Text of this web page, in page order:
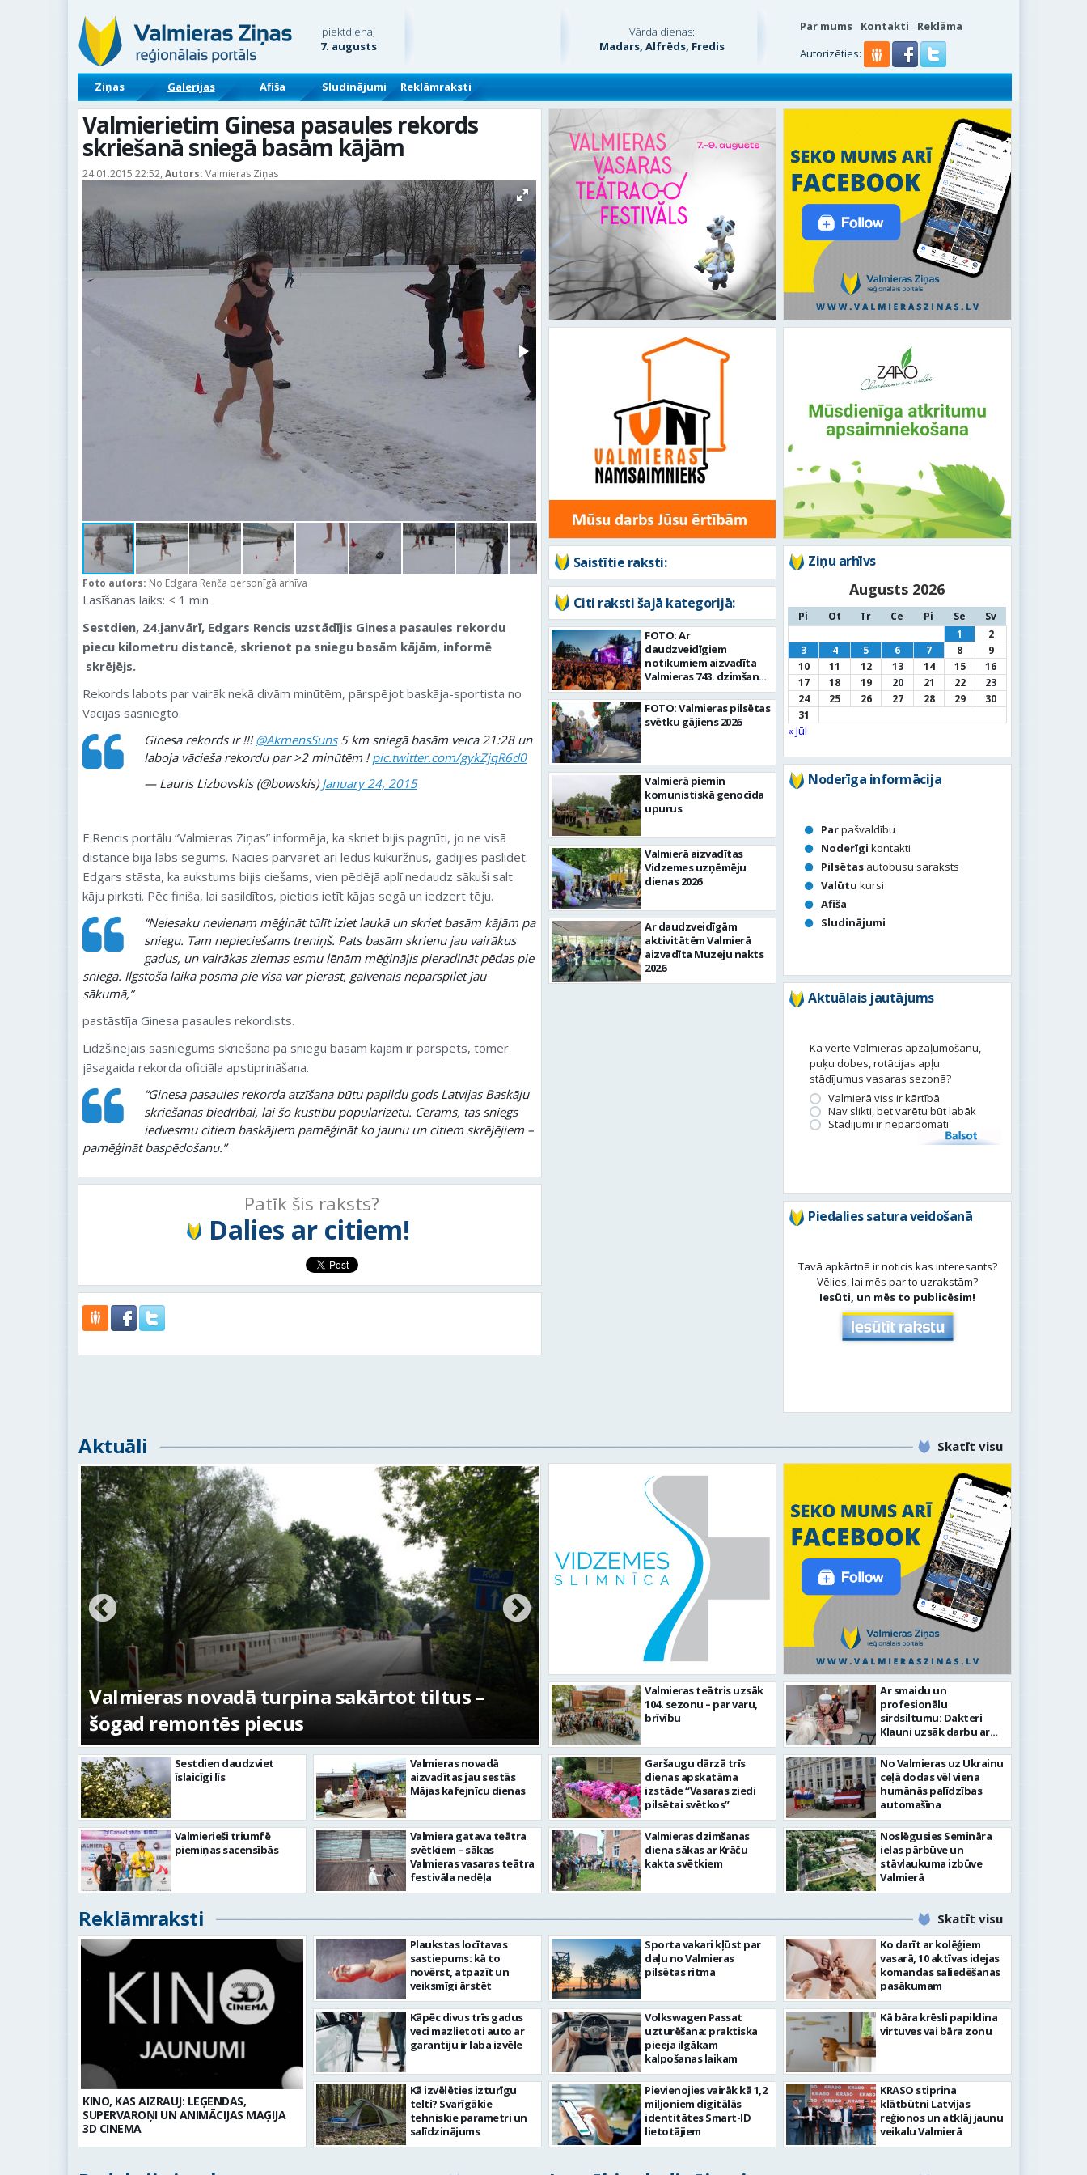
piektdiena,
7. augusts
Vārda dienas:
Madars, Alfrēds, Fredis
Par mums Kontakti
Reklāma
Autorizēties:
Ziņas Galerijas Afiša Sludinājumi Reklāmraksti
Valmierietim Ginesa pasaules rekords
skriešanā sniegā basām kājām
24.01.2015 22:52, Autors: Valmieras Ziņas
Foto autors: No Edgara Renča personīgā arhīva
Lasīšanas laiks: < 1 min
Sestdien, 24.janvārī, Edgars Rencis uzstādījis Ginesa pasaules rekordu
piecu kilometru distancē, skrienot pa sniegu basām kājām, informē
skrējējs.
Rekords labots par vairāk nekā divām minūtēm, pārspējot baskāja-sportista no
Vācijas sasniegto.
Ginesa rekords ir !!!@AkmensSuns5 km sniegā basām veica 21:28 un
laboja vācieša rekordu par >2 minūtēm !pic.twitter.com/gykZjqR6d0
— Lauris Lizbovskis (@bowskis)January 24, 2015
E.Rencis portālu “Valmieras Ziņas” informēja, ka skriet bijis pagrūti, jo ne visā
distancē bija labs segums. Nācies pārvarēt arī ledus kukuržņus, gadījies paslīdēt.
Edgars stāsta, ka aukstums bijis ciešams, vien pēdējā aplī nedaudz sākuši salt
kāju pirksti. Pēc finiša, lai sasildītos, pieticis ietīt kājas segā un iedzert tēju.
“Neiesaku nevienam mēģināt tūlīt iziet laukā un skriet basām kājām pa
sniegu. Tam nepieciešams treniņš. Pats basām skrienu jau vairākus
gadus, un vairākas ziemas esmu lēnām mēģinājis pieradināt pēdas pie
sniega. Ilgstošā laika posmā pie visa var pierast, galvenais nepārspīlēt jau
sākumā,”
pastāstīja Ginesa pasaules rekordists.
Līdzšinējais sasniegums skriešanā pa sniegu basām kājām ir pārspēts, tomēr
jāsagaida rekorda oficiāla apstiprināšana.
“Ginesa pasaules rekorda atzīšana būtu papildu gods Latvijas Baskāju
skriešanas biedrībai, lai šo kustību popularizētu. Cerams, tas sniegs
iedvesmu citiem baskājiem pamēģināt ko jaunu un citiem skrējējiem –
pamēģinātbaspēdošanu.”
Patīk šis raksts?
Dalies ar citiem!
Saistītie raksti:
Citi raksti šajā kategorijā:
FOTO: Ar
daudzveidīgiem
notikumiem aizvadīta
Valmieras 743. dzimšanas
diena
FOTO: Valmieras pilsētas
svētku gājiens 2026
Valmierā piemin
komunistiskā genocīda
upurus
Valmierā aizvadītas
Vidzemes uzņēmēju
dienas 2026
Ar daudzveidīgām
aktivitātēm Valmierā
aizvadīta Muzeju nakts
2026
Ziņu arhīvs
Augusts 2026
Pi Ot Tr Ce Pi Se
Sv
1
2
3
4 5 6 7 8
9
10
11 12 13 14 15
16
17
18 19 20 21 22
23
24
25 26 27 28 29
30
31
« Jūl
Noderīga informācija
Parpašvaldību
Noderīgi kontakti
Pilsētas autobusu saraksts
Valūtu kursi
Afiša
Sludinājumi
Aktuālais jautājums
Kā vērtē Valmieras apzaļumošanu,
puķu dobes, rotācijas apļu
stādījumus vasaras sezonā?
Valmierā viss ir kārtībā
Nav slikti, bet varētu būt labāk
Stādījumi ir nepārdomāti
Balsot
Piedalies satura veidošanā
Tavā apkārtnē ir noticis kas interesants?
Vēlies, lai mēs par to uzrakstām?
Iesūti, un mēs to publicēsim!
Aktuāli Skatīt visu
Valmieras novadā turpina sakārtot tiltus –
šogad remontēs piecus
No pagaidu teātra līdz laikmetīgās kultūras
centram – kā attīstīsies “Kurtuve”
Sestdien daudzviet
īslaicīgi līs
Valmierieši triumfē
piemiņas sacensībās
Valmieras novadā
aizvadītas jau sestās
Mājas kafejnīcu dienas
Valmiera gatava teātra
svētkiem – sākas
Valmieras vasaras teātra
festivāla nedēļa
Valmieras teātris uzsāk
104. sezonu – par varu,
brīvību
Garšaugu dārzā trīs
dienas apskatāma
izstāde “Vasaras ziedi
pilsētai svētkos”
Valmieras dzimšanas
diena sākas ar Krāču
kakta svētkiem
Ar smaidu un
profesionālu
sirdsiltumu: Dakteri
Klauni uzsāk darbu ar
senioriem Vidzemes
slimnīcā
No Valmieras uz Ukrainu
ceļā dodas vēl viena
humānās palīdzības
automašīna
Noslēgusies Semināra
ielas pārbūve un
stāvlaukuma izbūve
Valmierā
Reklāmraksti Skatīt visu
KINO, KAS AIZRAUJ: LEĢENDAS,
SUPERVAROŅI UN ANIMĀCIJAS MAĢIJA
3D CINEMA
Plaukstas locītavas
sastiepums: kā to
novērst, atpazīt un
veiksmīgi ārstēt
Kāpēc divus trīs gadus
veci mazlietoti auto ar
garantiju ir laba izvēle
Kā izvēlēties izturīgu
telti? Svarīgākie
tehniskie parametri un
salīdzinājums
Sporta vakari kļūst par
daļu no Valmieras
pilsētas ritma
Volkswagen Passat
uzturēšana: praktiska
pieeja ilgākam
kalpošanas laikam
Pievienojies vairāk kā 1,2
miljoniem digitālās
identitātes Smart-ID
lietotājiem
Ko darīt ar kolēģiem
vasarā, 10 aktīvas idejas
komandas saliedēšanas
pasākumam
Kā bāra krēsli papildina
virtuves vai bāra zonu
KRASO stiprina
klātbūtni Latvijas
reģionos un atklāj jaunu
veikalu Valmierā